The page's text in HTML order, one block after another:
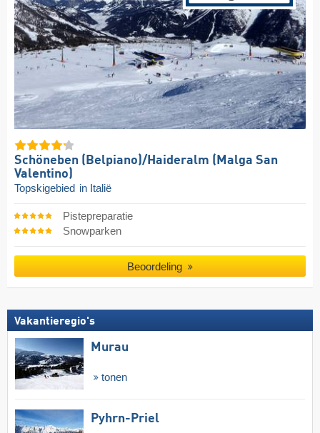
Schöneben (Belpiano)/​Haideralm (Malga San
Valentino)
Topskigebied in Italië
Pistepreparatie
Snowparken
Beoordeling
Vakantieregio's
Murau
tonen
Pyhrn-Priel